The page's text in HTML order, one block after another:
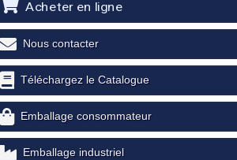
Acheter en ligne
Nous contacter
Téléchargez le Catalogue
Emballage consommateur
Emballage industriel